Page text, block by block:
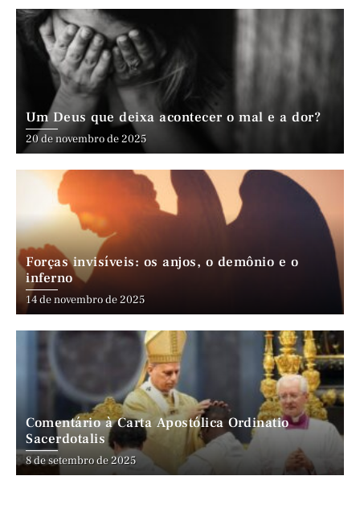
Um Deus que deixa acontecer o mal e a dor?
20 de novembro de 2025
Forças invisíveis: os anjos, o demônio e o
inferno
14 de novembro de 2025
Comentário à Carta Apostólica Ordinatio
Sacerdotalis
8 de setembro de 2025